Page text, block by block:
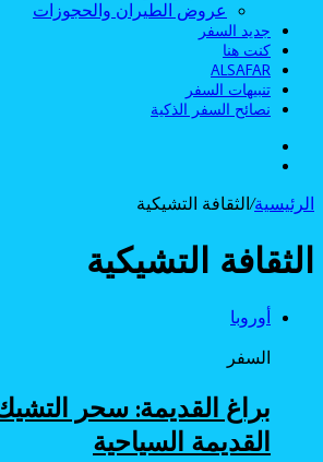
عروض الطيران والحجوزات
جديد السفر
كنت هنا
ALSAFAR
تنبيهات السفر
نصائح السفر الذكية
الرئيسية/ الثقافة التشيكية
الثقافة التشيكية
أوروبا
السفر
براغ القديمة: سحر
القديمة السياحية